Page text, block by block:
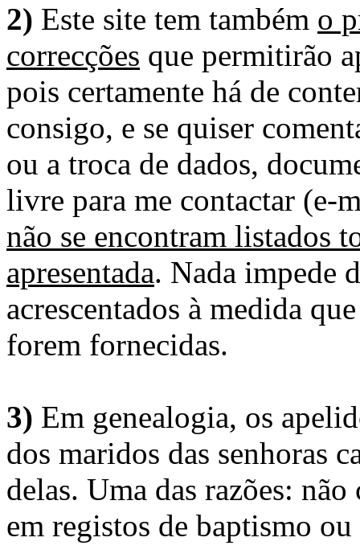
2) Este site tem também o
correcções que permitirão
pois certamente há de
consigo, e se quiser
ou a troca de dados,
livre para me contactar (e-
não se encontram listados
apresentada. Nada impede
acrescentados à medida
forem fornecidas.
3) Em genealogia, os
dos maridos das senhoras
delas. Uma das razões:
em registos de baptismo